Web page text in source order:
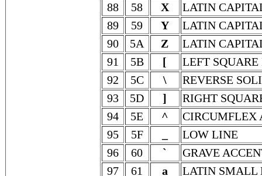
88
58 X
LATIN
89
59 Y
LATIN
90
5A Z
LATIN
91
5B [
LEFT
92
5C \
REVERSE
93
5D ]
RIGHT
94
5E ^
CIRCUMFLEX
95
5F
LOW LINE
96
60 `
GRAVE
97
61 a LATIN SMALL